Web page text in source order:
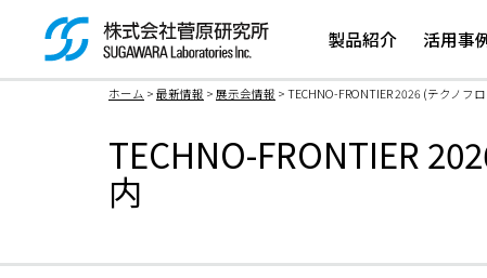
製品紹介 活用事
ホーム > 最新情報 > 展示会情報 > TECHNO-FRONTIER 2026 (テクノ
TECHNO-FRONTIER
内